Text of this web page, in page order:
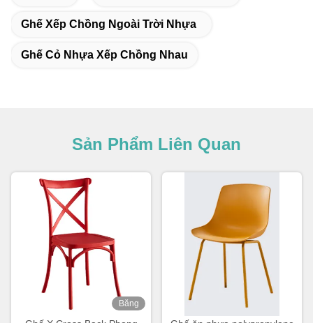
Ghế Xếp Chồng Ngoài Trời Nhựa
Ghế Cỏ Nhựa Xếp Chồng Nhau
Sản Phẩm Liên Quan
Băng